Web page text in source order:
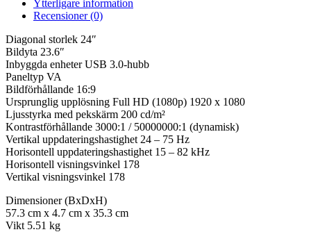
Ytterligare information
Recensioner (0)
Diagonal storlek 24″
Bildyta 23.6″
Inbyggda enheter USB 3.0-hubb
Paneltyp VA
Bildförhållande 16:9
Ursprunglig upplösning Full HD (1080p) 1920 x 1080
Ljusstyrka med pekskärm 200 cd/m²
Kontrastförhållande 3000:1 / 50000000:1 (dynamisk)
Vertikal uppdateringshastighet 24 – 75 Hz
Horisontell uppdateringshastighet 15 – 82 kHz
Horisontell visningsvinkel 178
Vertikal visningsvinkel 178
Dimensioner (BxDxH)
57.3 cm x 4.7 cm x 35.3 cm
Vikt 5.51 kg